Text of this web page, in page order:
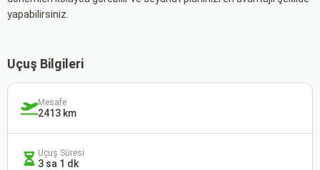
yapabilirsiniz.
Uçuş Bilgileri
Mesafe
2413 km
Uçuş Süresi
3 sa 1 dk